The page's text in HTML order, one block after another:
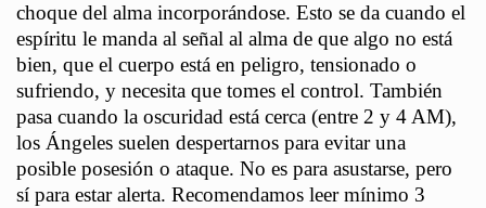
choque del alma incorporándose. Esto se da cuando el
espíritu le manda al señal al alma de que algo no está
bien, que el cuerpo está en peligro, tensionado o
sufriendo, y necesita que tomes el control. También
pasa cuando la oscuridad está cerca (entre 2 y 4 AM),
los Ángeles suelen despertarnos para evitar una
posible posesión o ataque. No es para asustarse, pero
sí para estar alerta. Recomendamos leer mínimo 3